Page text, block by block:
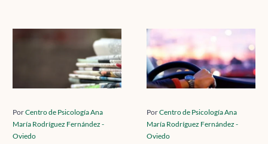
CUIDAR
TU
MENTE
QUE
LAS
PorCentro de Psicología Ana
María Rodríguez Fernández -
Oviedo
A
CONDUCIR:
QUÉ
Y
CÓMO
PorCentro de Psicología Ana
María Rodríguez Fernández -
Oviedo